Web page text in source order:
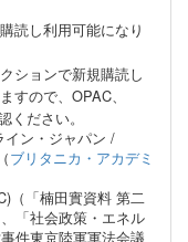
読し利用可能になり
ションで新規購読し
すので、OPAC、
ください。
イン・ジャパン /
ブリタニカ・アカデミ
（「楠田實資料 第二
「社会政策・エネル
件東京陸軍軍法会議